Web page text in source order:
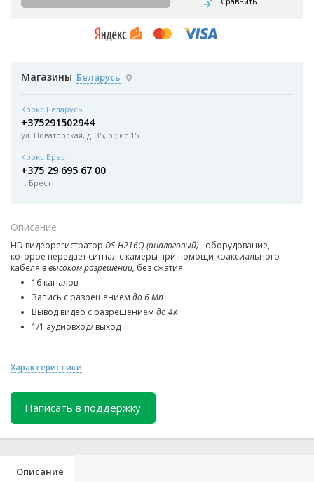
Магазины Беларусь
Крокс Беларусь
+375291502944
ул. Новаторская, д. 35, офис 15
Крокс Брест
+375 29 695 67 00
г. Брест
Описание
HD видеорегистратор DS-H216Q (аналоговый)- оборудование,
которое передает сигнал с камеры при помощи коаксиального
кабеля в высоком разрешении, без сжатия.
16 каналов
Запись с разрешением до 6 Мп
Вывод видео с разрешением до 4К
1/1 аудиовход/ выход
Характеристики
Написать в поддержку
Описание